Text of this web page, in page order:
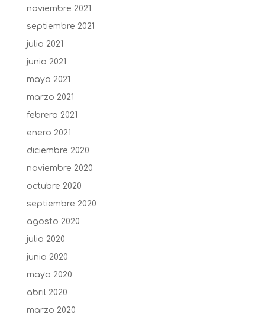
noviembre 2021
septiembre 2021
julio 2021
junio 2021
mayo 2021
marzo 2021
febrero 2021
enero 2021
diciembre 2020
noviembre 2020
octubre 2020
septiembre 2020
agosto 2020
julio 2020
junio 2020
mayo 2020
abril 2020
marzo 2020